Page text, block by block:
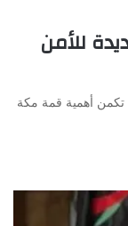
للأمن
أهمية قمة مكة